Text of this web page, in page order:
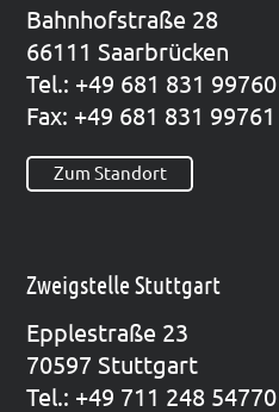
Bahn­hof­stra­ße 28
66111 Saar­brü­cken
Tel.: +49 681 831 99760
Fax: +49 681 831 99761
Zum Standort
Zweigstelle Stuttgart
Epp­le­straße 23
70597 Stutt­gart
Tel.: +49 711 248 54770